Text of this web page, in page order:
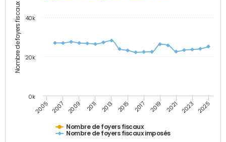
Nombre de foyers fiscaux
Nombre de foyers fiscaux
Nombre de foyers fiscaux imposés
2005 2007 2009 2011 2013 2015 2017 2019 2021 2023 2025
0k
20k
40k